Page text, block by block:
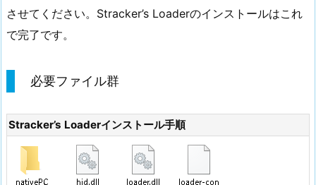
させてください。Stracker’s Loaderのインストールはこれ
で完了です。
必要ファイル群
Stracker’s Loaderインストール手順